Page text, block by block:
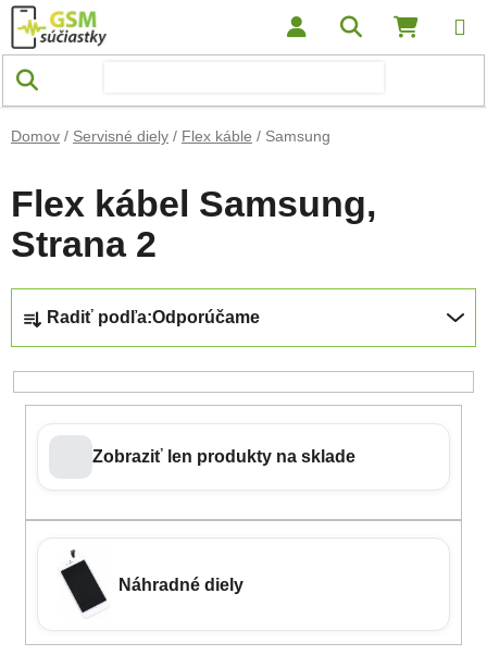
Prejsť na obsah Hľadať
Domov / Servisné diely / Flex káble / Samsung
Flex kábel Samsung,
Strana 2
Radiť podľa:Odporúčame
Zobraziť len produkty na sklade
Náhradné diely